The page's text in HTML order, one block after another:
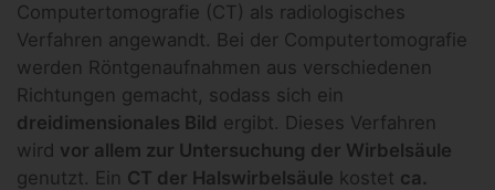
Computertomografie (CT) als radiologisches
Verfahren angewandt. Bei der Computertomografie
werden Röntgenaufnahmen aus verschiedenen
Richtungen gemacht, sodass sich ein
dreidimensionales Bild ergibt. Dieses Verfahren
wird vor allem zur Untersuchung der Wirbelsäule
genutzt. Ein CT der Halswirbelsäule kostet ca.